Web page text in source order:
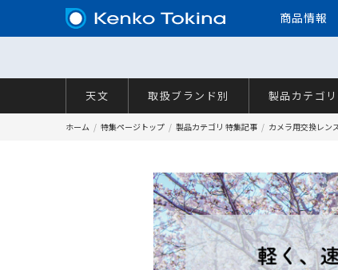
商品情報
天文 取扱ブランド別 製品カテゴ
ホーム 特集ページトップ 製品カテゴリ 特集記事 カメラ用交換レン
Samyang AF35mm